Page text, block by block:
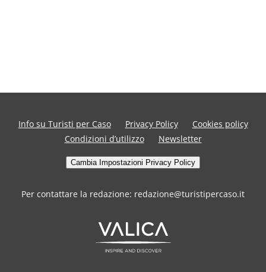
Info su Turisti per Caso Privacy Policy
Cookies policy
Condizioni d’utilizzo
Newsletter
Cambia Impostazioni Privacy Policy
Per contattare la redazione: redazione@turistipercaso.it